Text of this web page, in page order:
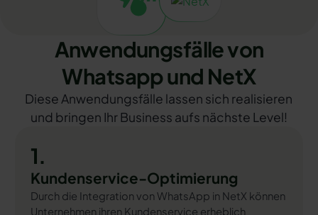
Anwendungsfälle von
Whatsapp und NetX
Diese Anwendungsfälle lassen sich realisieren
und bringen Ihr Business aufs nächste Level!
1.
Kundenservice-Optimierung
Durch die Integration von WhatsApp in NetX können
Unternehmen ihren Kundenservice erheblich